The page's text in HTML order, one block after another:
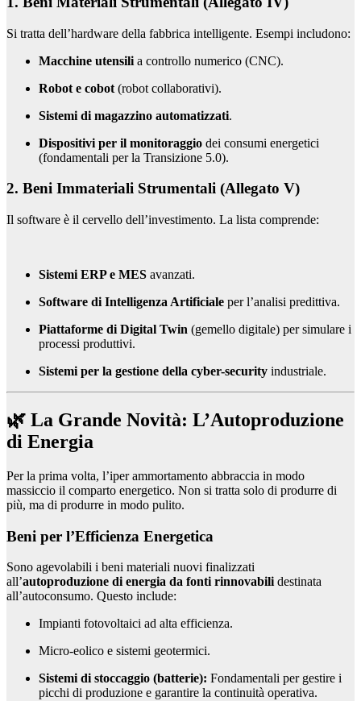
Si tratta dell’hardware della fabbrica intelligente. Esempi includono:
Macchine utensili a controllo numerico (CNC).
Robot e cobot (robot collaborativi).
Sistemi di magazzino automatizzati.
Dispositivi per il monitoraggio dei consumi energetici
(fondamentali per la Transizione 5.0).
2. Beni Immateriali Strumentali (Allegato V)
Il software è il cervello dell’investimento. La lista comprende:
Sistemi ERP e MES avanzati.
Software di Intelligenza Artificiale per l’analisi predittiva.
Piattaforme di Digital Twin (gemello digitale) per simulare i
processi produttivi.
Sistemi per la gestione della cyber-security industriale.
🌿 La Grande Novità: L’Autoproduzione
di Energia
Per la prima volta, l’iper ammortamento abbraccia in modo
massiccio il comparto energetico. Non si tratta solo di produrre di
più, ma di produrre in modo pulito.
Beni per l’Efficienza Energetica
Sono agevolabili i beni materiali nuovi finalizzati
all’autoproduzione di energia da fonti rinnovabili destinata
all’autoconsumo. Questo include:
Impianti fotovoltaici ad alta efficienza.
Micro-eolico e sistemi geotermici.
Sistemi di stoccaggio (batterie): Fondamentali per gestire i
picchi di produzione e garantire la continuità operativa.